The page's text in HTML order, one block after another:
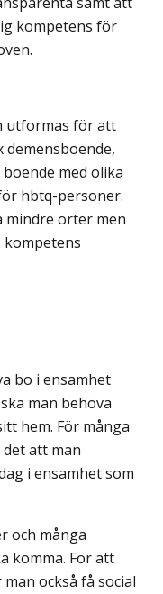
kompetens för
utformas för att
med olika
hbtq-personer.
mindre orter men
bo i ensamhet
man behöva
hem. För många
att man
i ensamhet som
och många
komma. För att
också få social